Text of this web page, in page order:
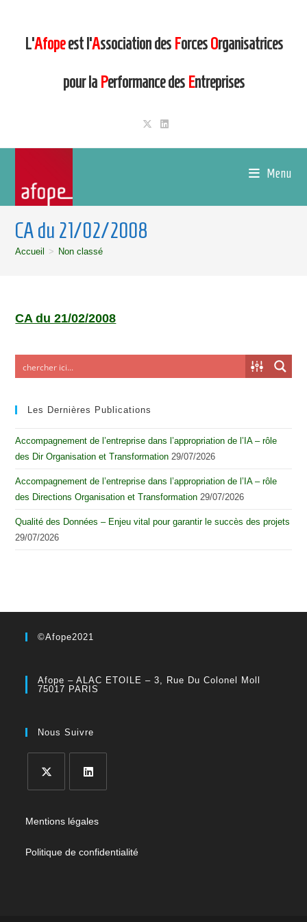
L’Afopeest l’Association des ForcesOrganisatrices
pour la Performance des Entreprises
Menu
CA du 21/02/2008
Accueil > Non classé
CA du 21/02/2008
Les Dernières Publications
Accompagnement de l’entreprise dans l’appropriation de l’IA – rôle
des Dir Organisation et Transformation 29/07/2026
Accompagnement de l’entreprise dans l’appropriation de l’IA – rôle
des Directions Organisation et Transformation 29/07/2026
Qualité des Données – Enjeu vital pour garantir le succès des projets
29/07/2026
©Afope2021
Afope – ALAC ETOILE – 3, Rue Du Colonel Moll
75017 PARIS
Nous Suivre
Mentions légales
Politique de confidentialité